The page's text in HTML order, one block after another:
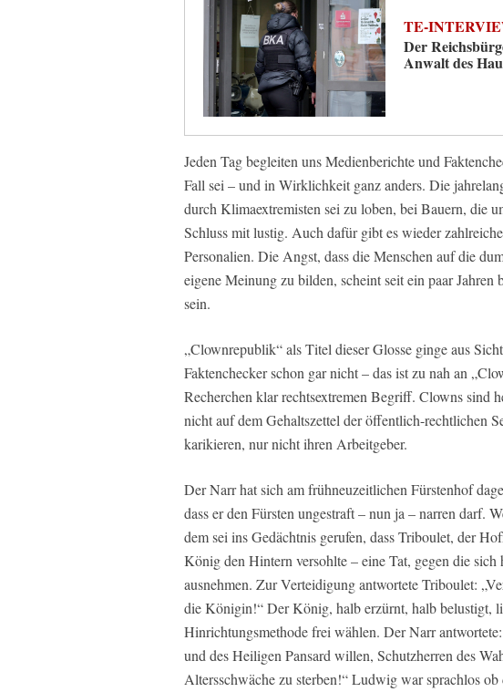
TE-
Der
Anwalt des
Jeden Tag begleiten uns Medienberichte und
Fall sei – und in Wirklichkeit ganz anders. Die
durch Klimaextremisten sei zu loben, bei Bauern, die
Schluss mit lustig. Auch dafür gibt es wieder
Personalien. Die Angst, dass die Menschen auf die
eigene Meinung zu bilden, scheint seit ein paar
sein.
„Clownrepublik“ als Titel dieser Glosse ginge aus
Faktenchecker schon gar nicht – das ist zu nah an
Recherchen klar rechtsextremen Begriff. Clowns sind
nicht auf dem Gehaltszettel der öffentlich-rechtlichen
karikieren, nur nicht ihren Arbeitgeber.
Der Narr hat sich am frühneuzeitlichen Fürstenhof
dass er den Fürsten ungestraft – nun ja – narren darf.
dem sei ins Gedächtnis gerufen, dass Triboulet, der
König den Hintern versohlte – eine Tat, gegen die
ausnehmen. Zur Verteidigung antwortete Triboulet:
die Königin!“ Der König, halb erzürnt, halb belustigt,
Hinrichtungsmethode frei wählen. Der Narr
und des Heiligen Pansard willen, Schutzherren des
Altersschwäche zu sterben!“ Ludwig war sprachlos